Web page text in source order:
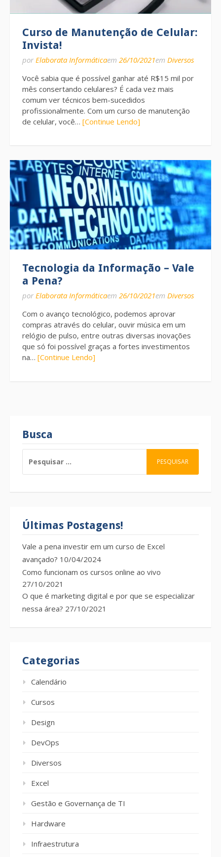
Curso de Manutenção de Celular:
Invista!
por Elaborata Informáticaem 26/10/2021em Diversos
Você sabia que é possível ganhar até R$15 mil por
mês consertando celulares? É cada vez mais
comum ver técnicos bem-sucedidos
profissionalmente. Com um curso de manutenção
de celular, você… [Continue Lendo]
Tecnologia da Informação – Vale
a Pena?
por Elaborata Informáticaem 26/10/2021em Diversos
Com o avanço tecnológico, podemos aprovar
compras através do celular, ouvir música em um
relógio de pulso, entre outras diversas inovações
que só foi possível graças a fortes investimentos
na… [Continue Lendo]
Busca
POR:
Últimas Postagens!
Vale a pena investir em um curso de Excel
avançado? 10/04/2024
Como funcionam os cursos online ao vivo
27/10/2021
O que é marketing digital e por que se especializar
nessa área? 27/10/2021
Categorias
Calendário
Cursos
Design
DevOps
Diversos
Excel
Gestão e Governança de TI
Hardware
Infraestrutura